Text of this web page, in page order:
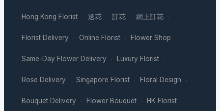
Hong Kong Florist · 送花 · 訂花 · 網上訂花 ·
Florist Delivery · Online Florist · Flower Shop ·
Same-Day Flower Delivery · Luxury Florist ·
Rose Delivery · Singapore Florist · Floral Design ·
Bouquet Delivery · Flower Bouquet · HK Florist ·